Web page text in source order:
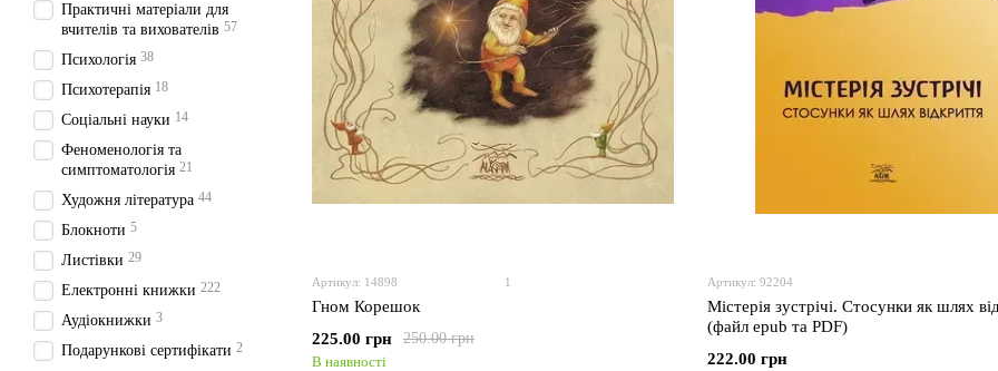
Артикул: 14898 1
Гном Корешок
250.00 грн
225.00 грн
В наявності
Артикул: 92204
Містерія зустрічі. Стосунки як шлях
(файл epub та PDF)
222.00 грн
Практичні матеріали для
вчителів та вихователів 57
Психологія 38
Психотерапія 18
Соціальні науки 14
Феноменологія та
симптоматологія 21
Художня література 44
Блокноти 5
Листівки 29
Електронні книжки 222
Аудіокнижки 3
Подарункові сертифікати 2